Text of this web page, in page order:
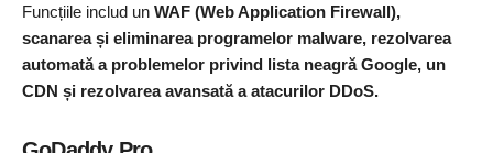
Funcțiile includ un WAF (Web Application Firewall),
scanarea și eliminarea programelor malware, rezolvarea
automată a problemelor privind lista neagră Google, un
CDN și rezolvarea avansată a atacurilor DDoS.